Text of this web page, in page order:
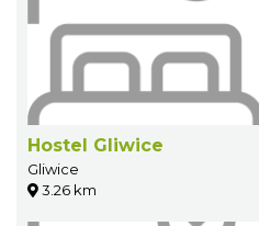
Hostel Gliwice
Gliwice
3.26 km